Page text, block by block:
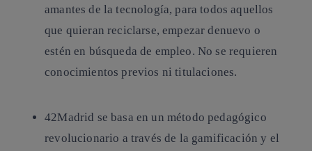
amantes de la tecnología, para todos aquellos
que quieran reciclarse, empezar denuevo o
estén en búsqueda de empleo. No se requieren
conocimientos previos ni titulaciones.
42Madrid se basa en un método pedagógico
revolucionario a través de la gamificación y el